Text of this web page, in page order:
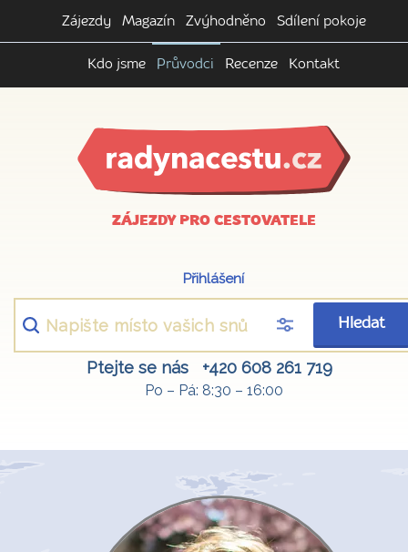
Zájezdy Magazín Zvýhodněno Sdílení pokoje
Kdo jsme Průvodci Recenze Kontakt
ZÁJEZDY PRO CESTOVATELE
Přihlášení
Hledat
Ptejte se nás +420 608 261 719
Po – Pá: 8:30 – 16:00